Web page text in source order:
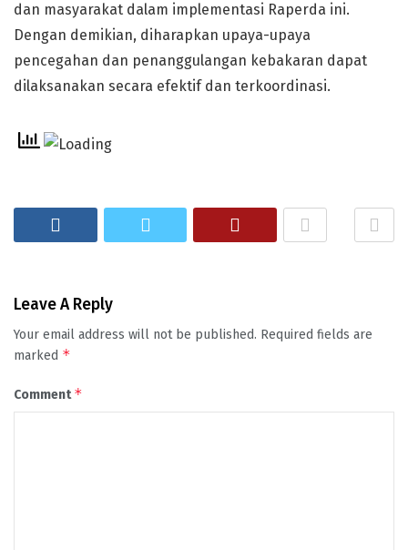
dan masyarakat dalam implementasi Raperda ini.
Dengan demikian, diharapkan upaya-upaya
pencegahan dan penanggulangan kebakaran dapat
dilaksanakan secara efektif dan terkoordinasi.
Leave A Reply
Your email address will not be published. Required fields are
marked *
Comment*